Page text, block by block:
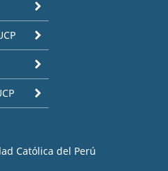
Católica del Perú